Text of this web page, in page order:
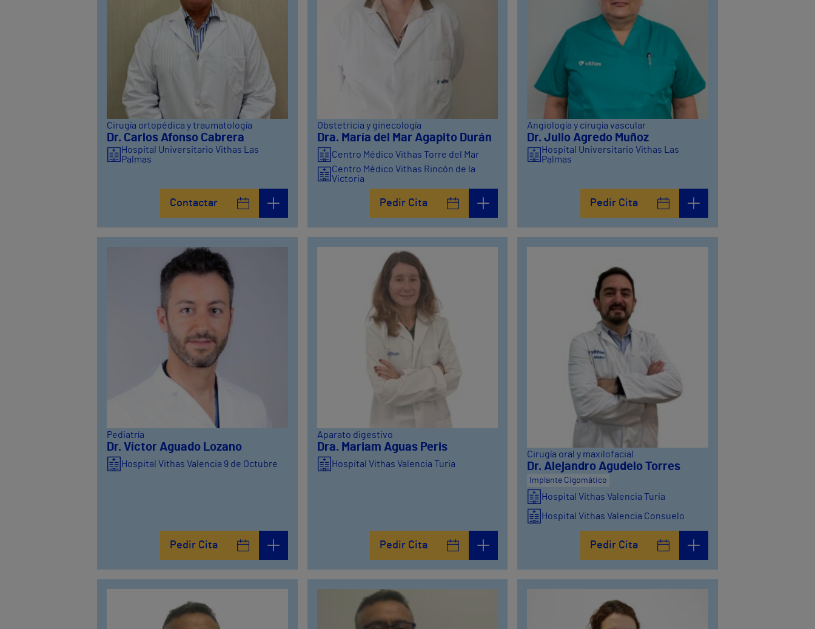
Cirugía ortopédica y traumatología
Dr. Carlos Afonso Cabrera
Hospital Universitario Vithas Las
Palmas
Contactar
Obstetricia y ginecología
Dra. María del Mar Agapito Durán
Centro Médico Vithas Torre del Mar
Centro Médico Vithas Rincón de la
Victoria
Pedir Cita
Angiología y cirugía vascular
Dr. Julio Agredo Muñoz
Hospital Universitario Vithas Las
Palmas
Pedir Cita
Pediatría
Dr. Víctor Aguado Lozano
Hospital Vithas Valencia 9 de Octubre
Pedir Cita
Aparato digestivo
Dra. Mariam Aguas Peris
Hospital Vithas Valencia Turia
Pedir Cita
Cirugía oral y maxilofacial
Dr. Alejandro Agudelo Torres
Implante Cigomático
Hospital Vithas Valencia Turia
Hospital Vithas Valencia Consuelo
Pedir Cita